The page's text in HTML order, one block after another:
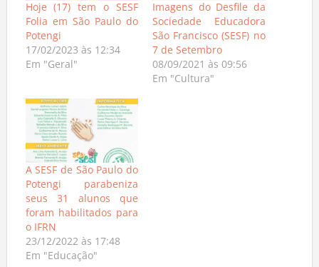
Hoje (17) tem o SESF
Folia em São Paulo do
Potengi
17/02/2023 às 12:34
Em "Geral"
Imagens do Desfile da
Sociedade Educadora
São Francisco (SESF) no
7 de Setembro
08/09/2021 às 09:56
Em "Cultura"
A SESF de São Paulo do
Potengi parabeniza
seus 31 alunos que
foram habilitados para
o IFRN
23/12/2022 às 17:48
Em "Educação"